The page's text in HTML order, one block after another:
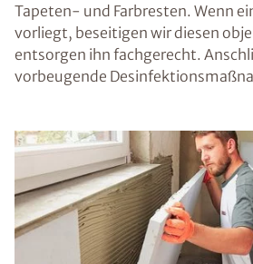
Tapeten- und Farbresten. Wenn
vorliegt, beseitigen wir diesen
entsorgen ihn fachgerecht.
vorbeugende